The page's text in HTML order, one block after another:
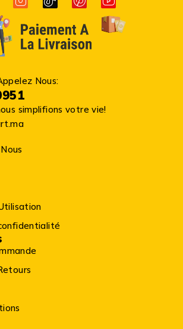
Nous:
simplifions votre vie!